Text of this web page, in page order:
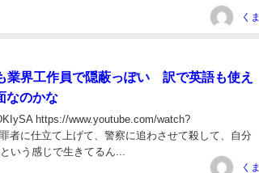
くま
界工作員で隠蔽っぽい 訳で英語も使え
なのかな
watch?
いう感じで生きてるん...
くま